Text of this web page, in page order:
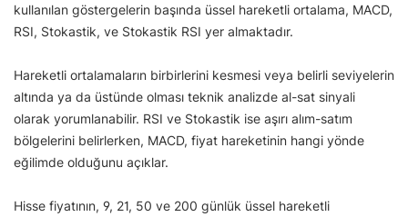
kullanılan göstergelerin başında üssel hareketli ortalama, MACD,
RSI, Stokastik, ve Stokastik RSI yer almaktadır.
Hareketli ortalamaların birbirlerini kesmesi veya belirli seviyelerin
altında ya da üstünde olması teknik analizde al-sat sinyali
olarak yorumlanabilir. RSI ve Stokastik ise aşırı alım-satım
bölgelerini belirlerken, MACD, fiyat hareketinin hangi yönde
eğilimde olduğunu açıklar.
Hisse fiyatının, 9, 21, 50 ve 200 günlük üssel hareketli